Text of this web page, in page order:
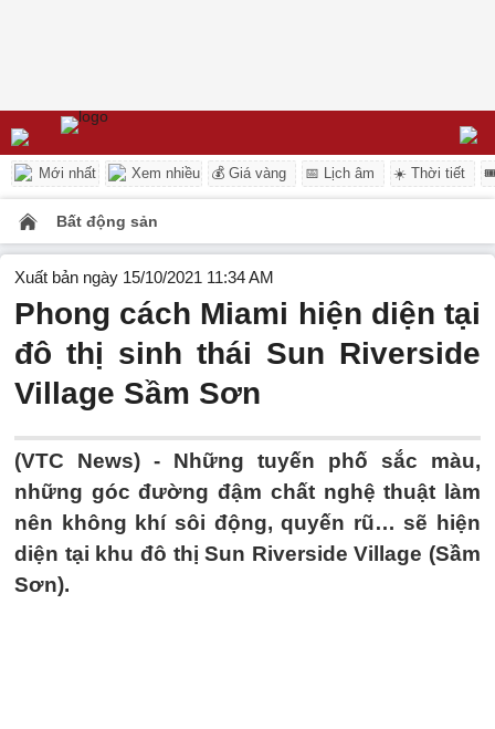
Mới nhất Xem nhiều 💰 Giá vàng 📅 Lịch âm ☀️ Thời tiết
Bất động sản
Xuất bản ngày 15/10/2021 11:34 AM
Phong cách Miami hiện diện tại
đô thị sinh thái Sun Riverside
Village Sầm Sơn
(VTC News) - Những tuyến phố sắc màu,
những góc đường đậm chất nghệ thuật làm
nên không khí sôi động, quyến rũ… sẽ hiện
diện tại khu đô thị Sun Riverside Village (Sầm
Sơn).